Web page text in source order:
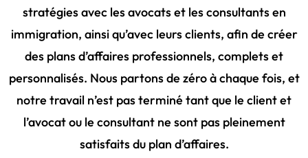
stratégies avec les avocats et les consultants en
immigration, ainsi qu’avec leurs clients, afin de créer
des plans d’affaires professionnels, complets et
personnalisés. Nous partons de zéro à chaque fois, et
notre travail n’est pas terminé tant que le client et
l’avocat ou le consultant ne sont pas pleinement
satisfaits du plan d’affaires.